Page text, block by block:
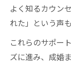
よく知るカウン
れた」という声
これらのサポー
ズに進み、成婚